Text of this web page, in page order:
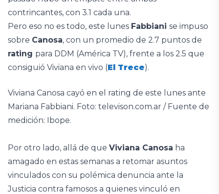
contrincantes, con 3.1 cada una.
Pero eso no es todo, este lunes Fabbiani se impuso
sobre Canosa, con un promedio de 2.7 puntos de
rating para DDM (América TV), frente a los 2.5 que
consiguió Viviana en vivo (El Trece).
Viviana Canosa cayó en el rating de este lunes ante
Mariana Fabbiani. Foto: televison.com.ar / Fuente de
medición: Ibope.
Por otro lado, allá de que Viviana Canosa ha
amagado en estas semanas a retomar asuntos
vinculados con su polémica denuncia ante la
Justicia contra famosos a quienes vinculó en